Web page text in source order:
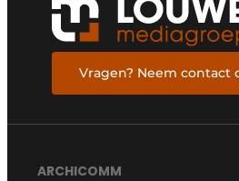
Vragen? Neem contact
ARCHICOMM